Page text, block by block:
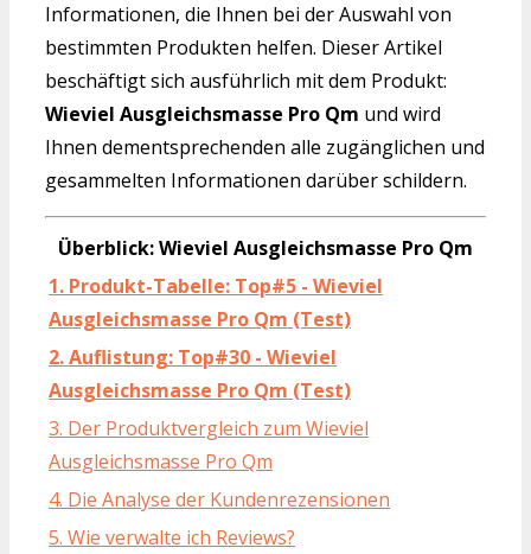
Informationen, die Ihnen bei der Auswahl von
bestimmten Produkten helfen. Dieser Artikel
beschäftigt sich ausführlich mit dem Produkt:
Wieviel Ausgleichsmasse Pro Qm und wird
Ihnen dementsprechenden alle zugänglichen und
gesammelten Informationen darüber schildern.
Überblick: Wieviel Ausgleichsmasse Pro Qm
1. Produkt-Tabelle: Top#5 - Wieviel
Ausgleichsmasse Pro Qm (Test)
2. Auflistung: Top#30 - Wieviel
Ausgleichsmasse Pro Qm (Test)
3. Der Produktvergleich zum Wieviel
Ausgleichsmasse Pro Qm
4. Die Analyse der Kundenrezensionen
5. Wie verwalte ich Reviews?